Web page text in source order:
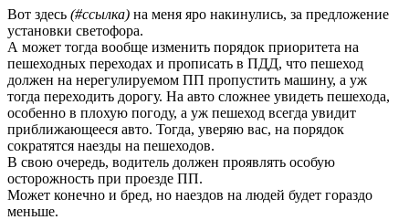
Вот здесь (#ссылка) на меня яро накинулись, за предложение
установки светофора.
А может тогда вообще изменить порядок приоритета на
пешеходных переходах и прописать в ПДД, что пешеход
должен на нерегулируемом ПП пропустить машину, а уж
тогда переходить дорогу. На авто сложнее увидеть пешехода,
особенно в плохую погоду, а уж пешеход всегда увидит
приближающееся авто. Тогда, уверяю вас, на порядок
сократятся наезды на пешеходов.
В свою очередь, водитель должен проявлять особую
осторожность при проезде ПП.
Может конечно и бред, но наездов на людей будет гораздо
меньше.